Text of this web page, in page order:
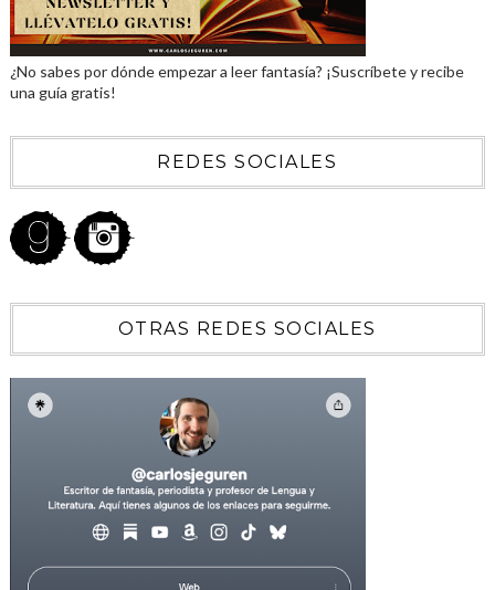
¿No sabes por dónde empezar a leer fantasía? ¡Suscríbete y recibe
una guía gratis!
REDES SOCIALES
OTRAS REDES SOCIALES